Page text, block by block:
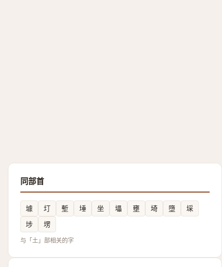
同部首
壉 圢 塹 埵 坐 㙼 壅 埼 墮
埰
埗
塄
与「土」部相关的字